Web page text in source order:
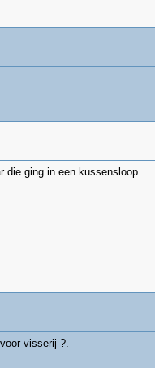
die ging in een kussensloop.
visserij ?.